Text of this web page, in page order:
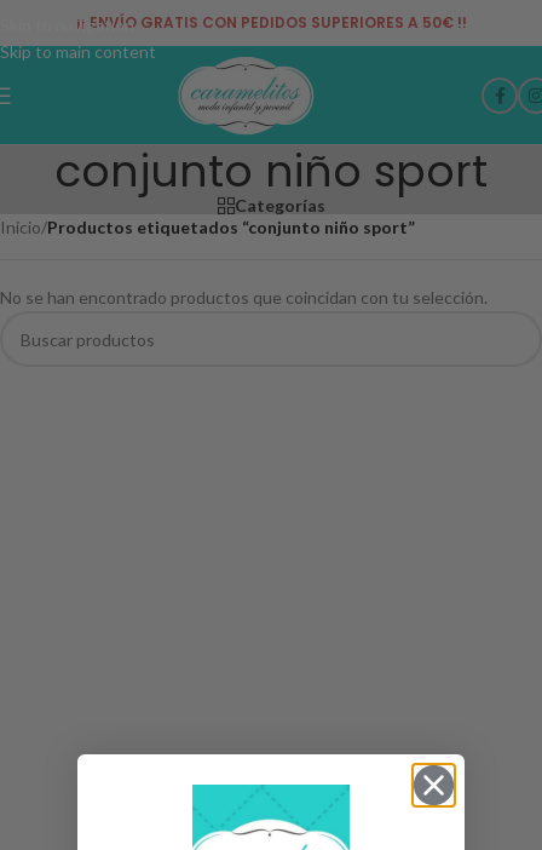
Skip to navigation
Skip to main content
¡¡ ENVÍO GRATIS CON PEDIDOS SUPERIORES A 50€ !!
conjunto niño sport
Categorías
Inicio/Productos etiquetados “conjunto niño sport”
No se han encontrado productos que coincidan con tu selección.